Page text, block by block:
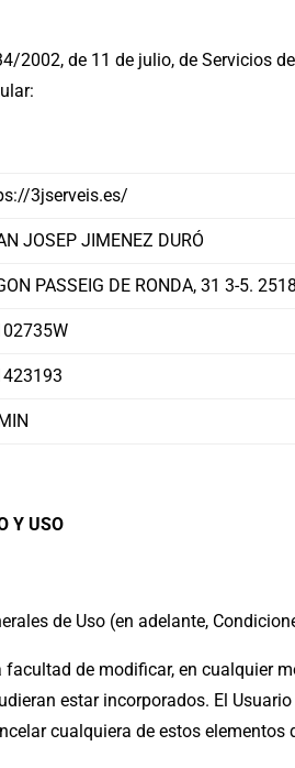
2002, de 11 de julio, de Servicios
3jserveis.es/
JOSEP JIMENEZ DURÓ
PASSEIG DE RONDA, 31 3-5.
Y USO
de Uso (en adelante,
facultad de modificar, en
estar incorporados. El
cualquiera de estos